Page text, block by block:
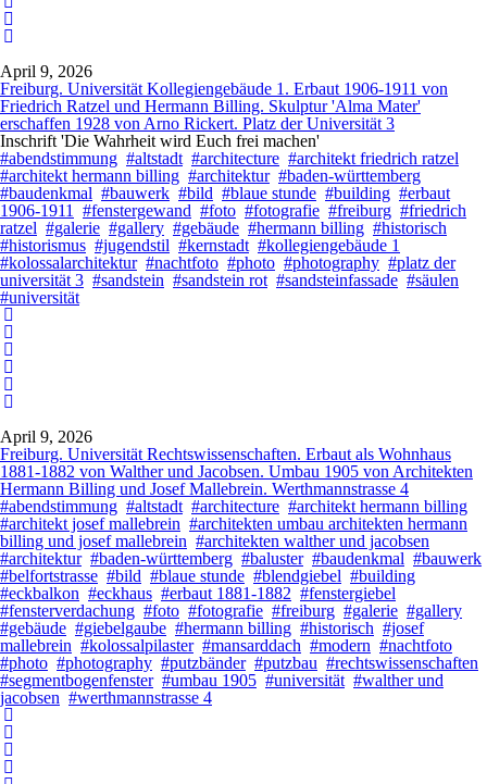
April 9, 2026
Freiburg. Universität Kollegiengebäude 1. Erbaut 1906-1911 von
Friedrich Ratzel und Hermann Billing. Skulptur 'Alma Mater'
erschaffen 1928 von Arno Rickert. Platz der Universität 3
Inschrift 'Die Wahrheit wird Euch frei machen'
#abendstimmung #altstadt #architecture #architekt friedrich ratzel
#architekt hermann billing #architektur #baden-württemberg
#baudenkmal #bauwerk #bild #blaue stunde #building #erbaut
1906-1911
#fenstergewand #foto #fotografie #freiburg #friedrich
ratzel #galerie #gallery #gebäude #hermann billing #historisch
#historismus #jugendstil #kernstadt #kollegiengebäude 1
#kolossalarchitektur #nachtfoto #photo #photography #platz der
universität 3 #sandstein #sandstein rot #sandsteinfassade #säulen
#universität
April 9, 2026
Freiburg. Universität Rechtswissenschaften. Erbaut als Wohnhaus
1881-1882 von Walther und Jacobsen. Umbau 1905 von Architekten
Hermann Billing und Josef Mallebrein. Werthmannstrasse 4
#abendstimmung #altstadt #architecture #architekt hermann billing
#architekt josef mallebrein #architekten umbau architekten hermann
billing und josef mallebrein #architekten walther und jacobsen
#architektur #baden-württemberg #baluster #baudenkmal #bauwerk
#belfortstrasse #bild #blaue stunde #blendgiebel #building
#eckbalkon #eckhaus #erbaut 1881-1882 #fenstergiebel
#fensterverdachung #foto #fotografie #freiburg #galerie #gallery
#gebäude #giebelgaube #hermann billing #historisch #josef
mallebrein #kolossalpilaster #mansarddach #modern #nachtfoto
#photo #photography #putzbänder #putzbau #rechtswissenschaften
#segmentbogenfenster #umbau 1905 #universität #walther und
jacobsen #werthmannstrasse 4